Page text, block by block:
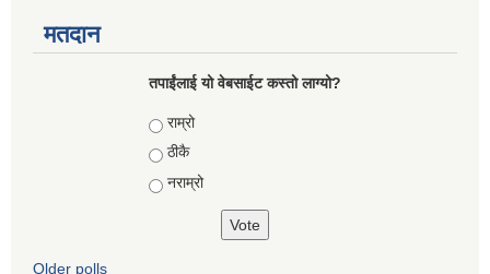
मतदान
तपाईंलाई यो वेबसाईट कस्तो लाग्यो?
Choices
राम्रो
ठीकै
नराम्रो
Older polls